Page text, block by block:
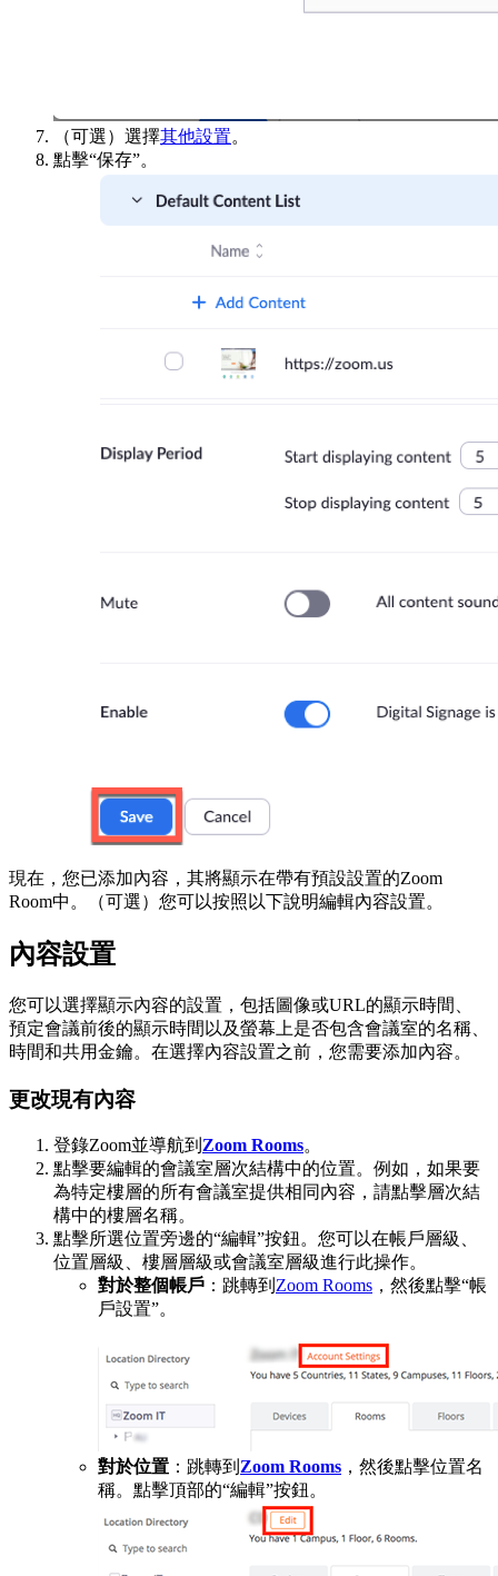
（可選）選擇其他設置。
點擊“保存”。
現在，您已添加內容，其將顯示在帶有預設設置的Zoom
Room中。（可選）您可以按照以下說明編輯內容設置。
內容設置
您可以選擇顯示內容的設置，包括圖像或URL的顯示時間、
預定會議前後的顯示時間以及螢幕上是否包含會議室的名稱、
時間和共用金鑰。在選擇內容設置之前，您需要添加內容。
更改現有內容
登錄Zoom並導航到 Zoom Rooms。
點擊要編輯的會議室層次結構中的位置。例如，如果要
為特定樓層的所有會議室提供相同內容，請點擊層次結
構中的樓層名稱。
點擊所選位置旁邊的“編輯”按鈕。您可以在帳戶層級、
位置層級、樓層層級或會議室層級進行此操作。
對於整個帳戶 ：跳轉到 Zoom Rooms ，然後點擊“帳
戶設置”。
對於位置 ：跳轉到 Zoom Rooms ，然後點擊位置名
稱。點擊頂部的“編輯”按鈕。